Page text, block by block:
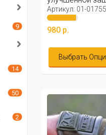
(оливковый)
Артикул: 01-
980 р.
Выбрать
9
14
50
2